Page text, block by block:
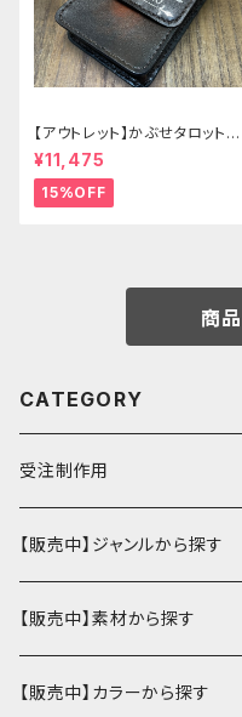
【アウトレット】かぶせタロットケ
ース -Hermit- ゴシックブラウ
ン
¥11,475
15%OFF
商
CATEGORY
受注制作用
財布・小銭入れ
ミニ財布
ハーフ・二つ折り財布
名刺入れ・定期入れ
カードケース・名刺入れ
ミニチュア・雑貨
【販売中】ジャンルから探す
カードケース・名刺入れ
カードケース
パスケース・定期入れ
【販売中】素材から探す
牛革
【販売中】カラーから探す